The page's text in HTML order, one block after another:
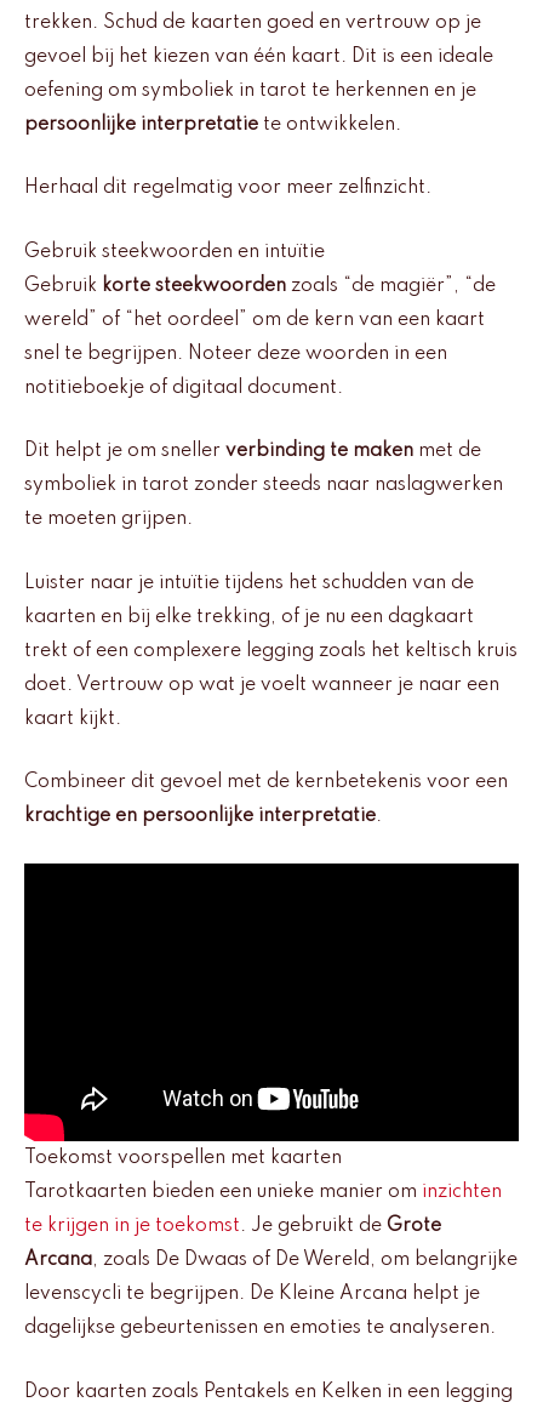
trekken. Schud de kaarten goed en vertrouw op je
gevoel bij het kiezen van één kaart. Dit is een ideale
oefening om symboliek in tarot te herkennen en je
persoonlijke interpretatie te ontwikkelen.
Herhaal dit regelmatig voor meer zelfinzicht.
Gebruik steekwoorden en intuïtie
Gebruik korte steekwoorden zoals “de magiër”, “de
wereld” of “het oordeel” om de kern van een kaart
snel te begrijpen. Noteer deze woorden in een
notitieboekje of digitaal document.
Dit helpt je om sneller verbinding te maken met de
symboliek in tarot zonder steeds naar naslagwerken
te moeten grijpen.
Luister naar je intuïtie tijdens het schudden van de
kaarten en bij elke trekking, of je nu een dagkaart
trekt of een complexere legging zoals het keltisch kruis
doet. Vertrouw op wat je voelt wanneer je naar een
kaart kijkt.
Combineer dit gevoel met de kernbetekenis voor een
krachtige en persoonlijke interpretatie.
Toekomst voorspellen met kaarten
Tarotkaarten bieden een unieke manier om inzichten
te krijgen in je toekomst. Je gebruikt de Grote
Arcana, zoals De Dwaas of De Wereld, om belangrijke
levenscycli te begrijpen. De Kleine Arcana helpt je
dagelijkse gebeurtenissen en emoties te analyseren.
Door kaarten zoals Pentakels en Kelken in een legging